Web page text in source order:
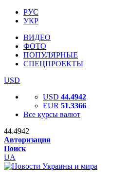
РУС
УКР
ВИДЕО
ФОТО
ПОПУЛЯРНЫЕ
СПЕЦПРОЕКТЫ
USD
USD 44.4942
EUR 51.3366
Все курсы валют
44.4942
Авторизация
Поиск
UA